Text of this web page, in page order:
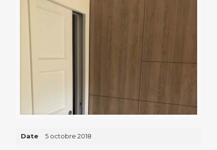
Date 5 octobre 2018